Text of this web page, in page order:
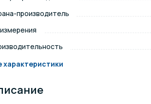
и подсветка для
производитель
характеристики